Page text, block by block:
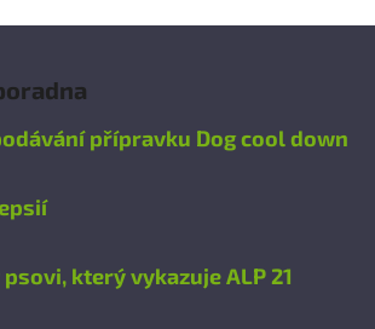
přípravku Dog cool down
který vykazuje ALP 21